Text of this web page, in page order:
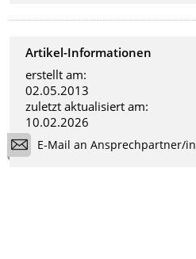
Artikel-Informationen
erstellt am:
02.05.2013
zuletzt aktualisiert am:
10.02.2026
E-Mail an Ansprechpartner/in